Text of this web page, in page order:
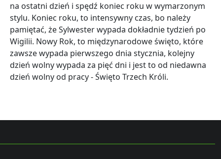
na ostatni dzień i spędź koniec roku w wymarzonym
stylu. Koniec roku, to intensywny czas, bo należy
pamiętać, że Sylwester wypada dokładnie tydzień po
Wigilii. Nowy Rok, to międzynarodowe święto, które
zawsze wypada pierwszego dnia stycznia, kolejny
dzień wolny wypada za pięć dni i jest to od niedawna
dzień wolny od pracy - Święto Trzech Króli.